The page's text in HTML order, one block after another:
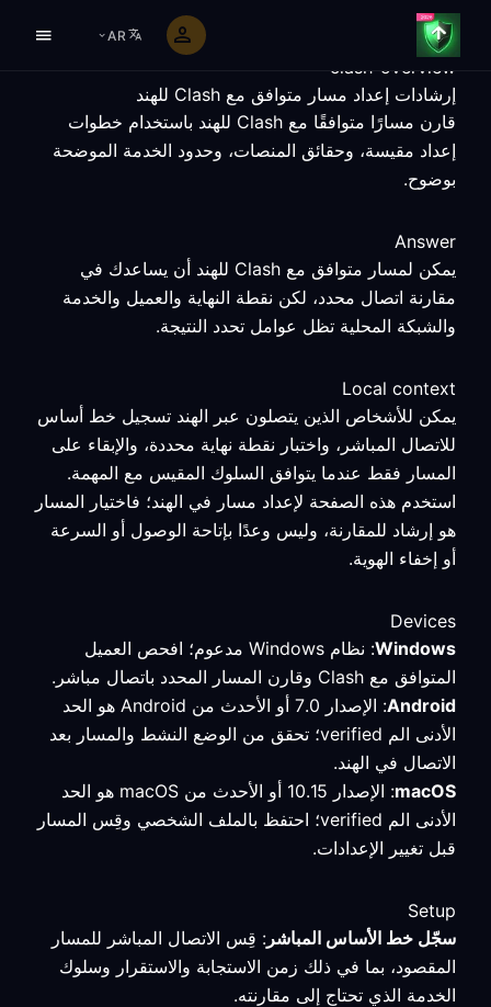
AR
clash-overview
إرشادات إعداد مسار متوافق مع Clash للهند
قارن مسارًا متوافقًا مع Clash للهند باستخدام خطوات
إعداد مقيسة، وحقائق المنصات، وحدود الخدمة الموضحة
بوضوح.
Answer
يمكن لمسار متوافق مع Clash للهند أن يساعدك في
مقارنة اتصال محدد، لكن نقطة النهاية والعميل والخدمة
والشبكة المحلية تظل عوامل تحدد النتيجة.
Local context
يمكن للأشخاص الذين يتصلون عبر الهند تسجيل خط أساس
للاتصال المباشر، واختبار نقطة نهاية محددة، والإبقاء على
المسار فقط عندما يتوافق السلوك المقيس مع المهمة.
استخدم هذه الصفحة لإعداد مسار في الهند؛ فاختيار المسار
هو إرشاد للمقارنة، وليس وعدًا بإتاحة الوصول أو السرعة
أو إخفاء الهوية.
Devices
Windows
: نظام Windows مدعوم؛ افحص العميل
المتوافق مع Clash وقارن المسار المحدد باتصال مباشر.
Android
: الإصدار 7.0 أو الأحدث من Android هو الحد
الأدنى الم verified؛ تحقق من الوضع النشط والمسار بعد
الاتصال في الهند.
macOS
: الإصدار 10.15 أو الأحدث من macOS هو الحد
الأدنى الم verified؛ احتفظ بالملف الشخصي وقِس المسار
قبل تغيير الإعدادات.
Setup
سجّل خط الأساس المباشر : قِس الاتصال المباشر للمسار
المقصود، بما في ذلك زمن الاستجابة والاستقرار وسلوك
الخدمة الذي تحتاج إلى مقارنته.